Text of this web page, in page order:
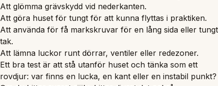
Att glömma grävskydd vid nederkanten.
Att göra huset för tungt för att kunna flyttas i praktiken.
Att använda för få markskruvar för en lång sida eller tungt
tak.
Att lämna luckor runt dörrar, ventiler eller redezoner.
Ett bra test är att stå utanför huset och tänka som ett
rovdjur: var finns en lucka, en kant eller en instabil punkt?